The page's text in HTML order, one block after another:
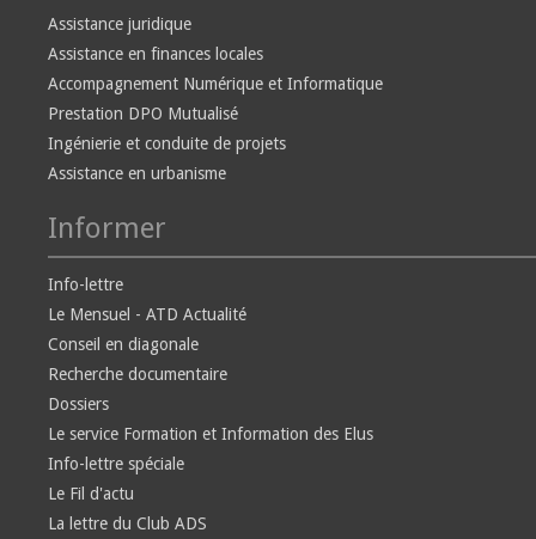
Assistance juridique
Assistance en finances locales
Accompagnement Numérique et Informatique
Prestation DPO Mutualisé
Ingénierie et conduite de projets
Assistance en urbanisme
Informer
Info-lettre
Le Mensuel - ATD Actualité
Conseil en diagonale
Recherche documentaire
Dossiers
Le service Formation et Information des Elus
Info-lettre spéciale
Le Fil d'actu
La lettre du Club ADS